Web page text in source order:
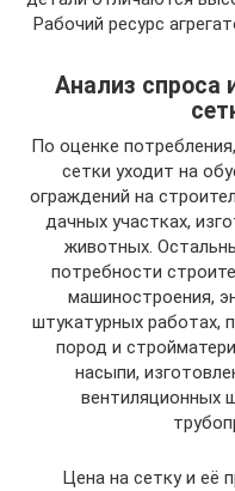
Рабочий ресурс
Анализ спроса
По оценке
сетки уходит на
ограждений на
дачных участках,
животных.
потребности
машиностроения,
штукатурных работах,
пород и
насыпи,
вентиляционных
Цена на сетку и её